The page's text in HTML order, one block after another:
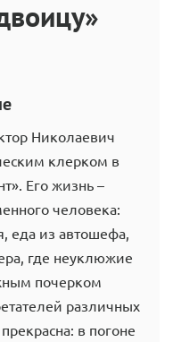
Николаевич
клерком в
Его жизнь –
человека:
еда из автошефа,
где неуклюжие
почерком
различных
в погоне